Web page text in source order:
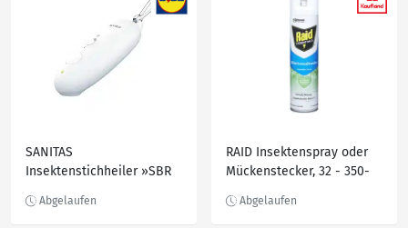
SANITAS
Insektenstichheiler »SBR
RAID Insektenspray oder
Mückenstecker, 32 - 350-